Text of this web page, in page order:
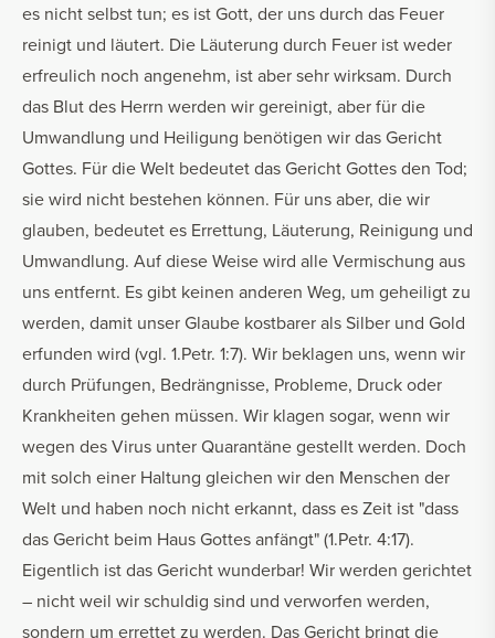
es nicht selbst tun; es ist Gott, der uns durch das Feuer
reinigt und läutert. Die Läuterung durch Feuer ist weder
erfreulich noch angenehm, ist aber sehr wirksam. Durch
das Blut des Herrn werden wir gereinigt, aber für die
Umwandlung und Heiligung benötigen wir das Gericht
Gottes. Für die Welt bedeutet das Gericht Gottes den Tod;
sie wird nicht bestehen können. Für uns aber, die wir
glauben, bedeutet es Errettung, Läuterung, Reinigung und
Umwandlung. Auf diese Weise wird alle Vermischung aus
uns entfernt. Es gibt keinen anderen Weg, um geheiligt zu
werden, damit unser Glaube kostbarer als Silber und Gold
erfunden wird (vgl. 1.Petr. 1:7). Wir beklagen uns, wenn wir
durch Prüfungen, Bedrängnisse, Probleme, Druck oder
Krankheiten gehen müssen. Wir klagen sogar, wenn wir
wegen des Virus unter Quarantäne gestellt werden. Doch
mit solch einer Haltung gleichen wir den Menschen der
Welt und haben noch nicht erkannt, dass es Zeit ist "dass
das Gericht beim Haus Gottes anfängt" (1.Petr. 4:17).
Eigentlich ist das Gericht wunderbar! Wir werden gerichtet
– nicht weil wir schuldig sind und verworfen werden,
sondern um errettet zu werden. Das Gericht bringt die